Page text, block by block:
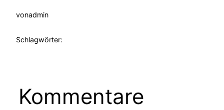
vonadmin
Schlagwörter:
Kommentare